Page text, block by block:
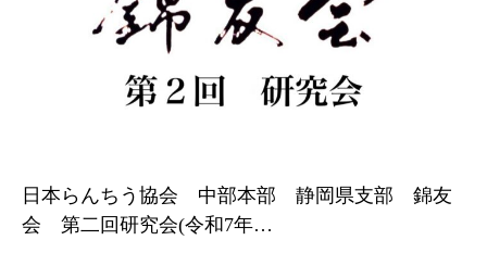
日本らんちう協会 中部本部 静岡県支部 錦友
会 第二回研究会(令和7年…